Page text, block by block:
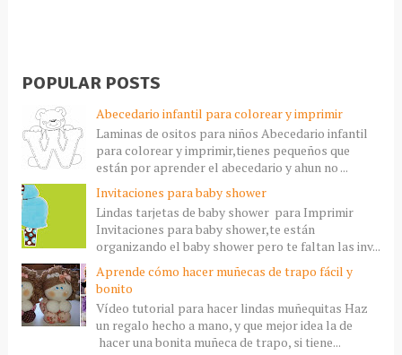
POPULAR POSTS
Abecedario infantil para colorear y imprimir
Laminas de ositos para niños Abecedario infantil
para colorear y imprimir,tienes pequeños que
están por aprender el abecedario y ahun no ...
Invitaciones para baby shower
Lindas tarjetas de baby shower para Imprimir
Invitaciones para baby shower,te están
organizando el baby shower pero te faltan las inv...
Aprende cómo hacer muñecas de trapo fácil y
bonito
Vídeo tutorial para hacer lindas muñequitas Haz
un regalo hecho a mano, y que mejor idea la de
hacer una bonita muñeca de trapo, si tiene...